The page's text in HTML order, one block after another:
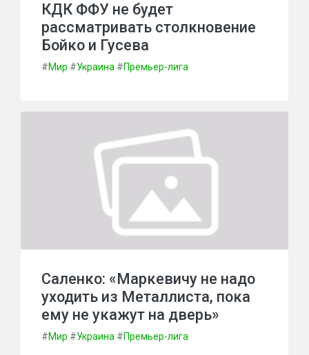
КДК ФФУ не будет
рассматривать столкновение
Бойко и Гусева
#Мир #Украина #Премьер-лига
Саленко: «Маркевичу не надо
уходить из Металлиста, пока
ему не укажут на дверь»
#Мир #Украина #Премьер-лига